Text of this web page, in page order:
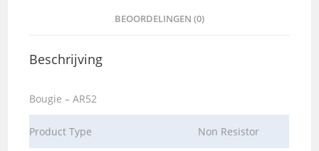
BEOORDELINGEN (0)
Beschrijving
Bougie – AR52
Product Type Non Resistor